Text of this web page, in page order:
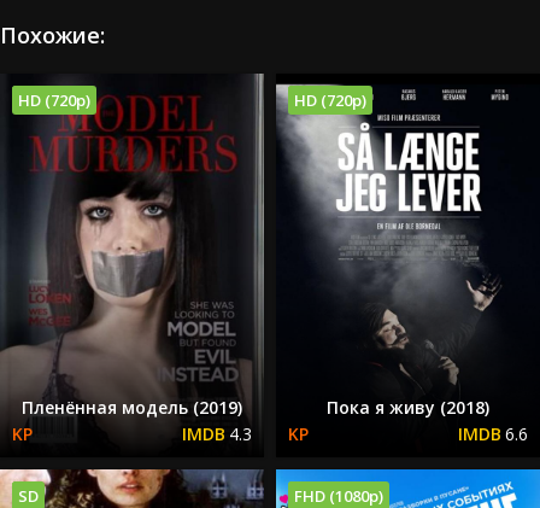
Похожие:
HD (720p)
Пленённая модель (2019)
4.3
HD (720p)
Пока я живу (2018)
6.6
SD FHD (1080p)